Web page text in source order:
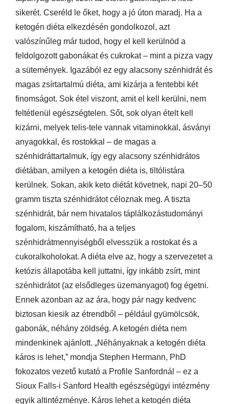
sikerét. Cseréld le őket, hogy a jó úton maradj. Ha a
ketogén diéta elkezdésén gondolkozol, azt
valószínűleg már tudod, hogy el kell kerülnöd a
feldolgozott gabonákat és cukrokat – mint a pizza vagy
a sütemények. Igazából ez egy alacsony szénhidrát és
magas zsírtartalmú diéta, ami kizárja a fentebbi két
finomságot. Sok étel viszont, amit el kell kerülni, nem
feltétlenül egészségtelen. Sőt, sok olyan ételt kell
kizárni, melyek telis-tele vannak vitaminokkal, ásványi
anyagokkal, és rostokkal – de magas a
szénhidráttartalmuk, így egy alacsony szénhidrátos
diétában, amilyen a ketogén diéta is, tiltólistára
kerülnek. Sokan, akik keto diétát követnek, napi 20–50
gramm tiszta szénhidrátot céloznak meg. A tiszta
szénhidrát, bár nem hivatalos táplálkozástudományi
fogalom, kiszámítható, ha a teljes
szénhidrátmennyiségből elvesszük a rostokat és a
cukoralkoholokat. A diéta elve az, hogy a szervezetet a
ketózis állapotába kell juttatni, így inkább zsírt, mint
szénhidrátot (az elsődleges üzemanyagot) fog égetni.
Ennek azonban az az ára, hogy pár nagy kedvenc
biztosan kiesik az étrendből – például gyümölcsök,
gabonák, néhány zöldség. A ketogén diéta nem
mindenkinek ajánlott. „Néhányaknak a ketogén diéta
káros is lehet,” mondja Stephen Hermann, PhD
fokozatos vezető kutató a Profile Sanfordnál – ez a
Sioux Falls-i Sanford Health egészségügyi intézmény
egyik altintézménye. Káros lehet a ketogén diéta